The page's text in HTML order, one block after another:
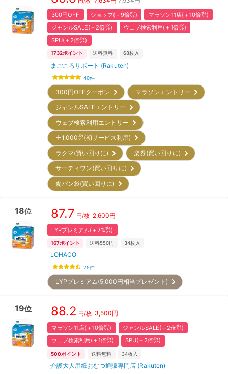
300円OFF ショップ(＋9倍㌽)
マラソン11店(＋10倍㌽)
ジャンルSALE(＋2倍㌽)
ウェブ検索利用(＋1倍㌽)
SPU(＋2倍㌽)
1732ポイント 送料無料 68枚入
まごころサポート (Rakuten)
40件
300円OFFクーポン
マラソンエントリー
ジャンルSALEエントリー
ウェブ検索利用エントリー
＋1,000㌽(初サービス利用)
ラクマ(買い回りに)
楽券(買い回りに)
サーティワン(買い回りに)
食パン袋(買い回りに)
18位 87.7 円/枚 2,600円
LYPプレミアム(＋2%㌽)
167ポイント 送料550円 34枚入
LOHACO
25件
LYPプレミアム(5,000円相当プレゼント)
19位 88.2 円/枚 3,500円
マラソン11店(＋10倍㌽)
ジャンルSALE(＋2倍㌽)
ウェブ検索利用(＋1倍㌽)
SPU(＋2倍㌽)
500ポイント 送料無料 34枚入
介護大人用紙おむつ通販専門店 (Rakuten)